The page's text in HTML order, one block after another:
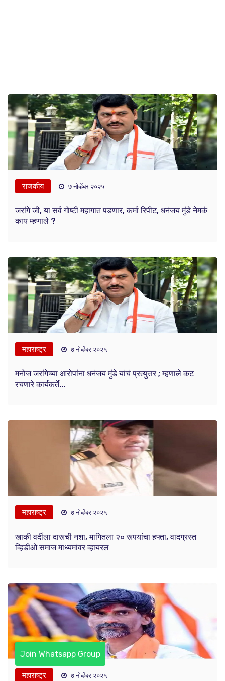
राजकीय ७ नोव्हेंबर २०२५
जरांगे जी, या सर्व गोष्टी महागात पडणार, कर्मा रिपीट, धनंजय मुंडे नेमकं
काय म्हणाले ?
महाराष्ट्र ७ नोव्हेंबर २०२५
मनोज जरांगेच्या आरोपांना धनंजय मुंडे यांचं प्रत्युत्तर ; म्हणाले कट
रचणारे कार्यकर्ते...
महाराष्ट्र ७ नोव्हेंबर २०२५
खाकी वर्दीला दारूची नशा, मागितला २० रूपयांचा हफ्ता, वादग्रस्त
व्हिडीओ समाज माध्यमांवर व्हायरल
महाराष्ट्र ७ नोव्हेंबर २०२५
Join Whatsapp Group